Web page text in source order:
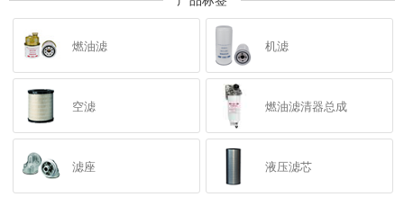
燃油滤 机滤
空滤 燃油滤清器总成
滤座 液压滤芯